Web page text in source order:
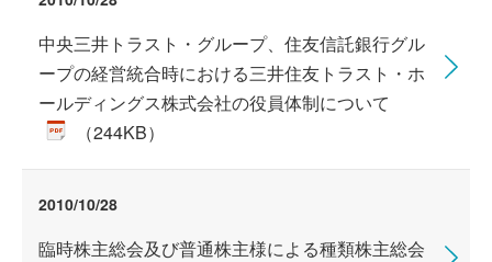
中央三井トラスト・グループ、住友信託銀行グル
ープの経営統合時における三井住友トラスト・ホ
ールディングス株式会社の役員体制について
（244KB）
2010/10/28
臨時株主総会及び普通株主様による種類株主総会